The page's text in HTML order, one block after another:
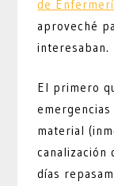
de
aproveché
interesaban.
El primero
material
canalización
días